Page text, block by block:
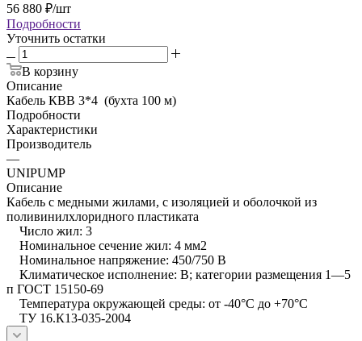
56 880 ₽/шт
Подробности
Уточнить остатки
В корзину
Описание
Кабель КВВ 3*4 (бухта 100 м)
Подробности
Характеристики
Производитель
—
UNIPUMP
Описание
Кабель с медными жилами, с изоляцией и оболочкой из
поливинилхлоридного пластиката
Число жил: 3
Номинальное сечение жил: 4 мм2
Номинальное напряжение: 450/750 В
Климатическое исполнение: В; категории размещения 1—5
п ГОСТ 15150-69
Температура окружающей среды: от -40°С до +70°С
ТУ 16.К13-035-2004